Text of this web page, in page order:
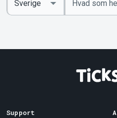
søgeord
Country
Support